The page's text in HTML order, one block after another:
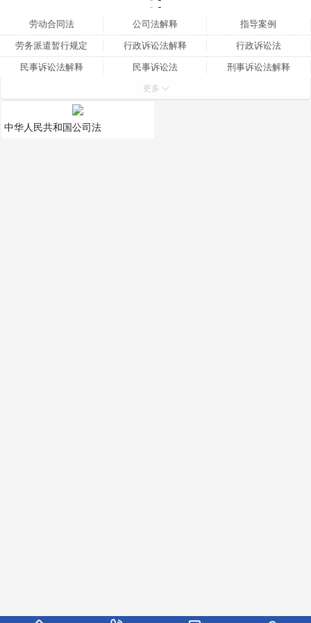
劳动合同法 公司法解释 指导案例
劳务派遣暂行规定 行政诉讼法解释 行政诉讼法
民事诉讼法解释 民事诉讼法 刑事诉讼法解释
刑法
劳动争议解释三
劳动法
更多
中华人民共和国公司法